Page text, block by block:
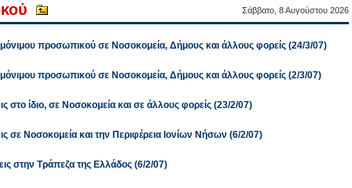
Σάββατο, 8 Αυγούστου 2026
προσωπικού σε Νοσοκομεία, Δήμους και άλλους φορείς (24/3/07)
προσωπικού σε Νοσοκομεία, Δήμους και άλλους φορείς (2/3/07)
στο ίδιο, σε Νοσοκομεία και σε άλλους φορείς (23/2/07)
σε Νοσοκομεία και την Περιφέρεια Ιονίων Νήσων (6/2/07)
στην Τράπεζα της Ελλάδος (6/2/07)